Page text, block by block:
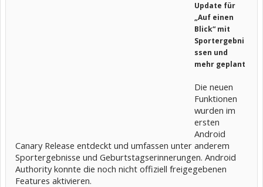
Update für
„Auf einen
Blick“ mit
Sportergebni
ssen und
mehr geplant
Die neuen
Funktionen
wurden im
ersten
Android
Canary Release entdeckt und umfassen unter anderem
Sportergebnisse und Geburtstagserinnerungen. Android
Authority konnte die noch nicht offiziell freigegebenen
Features aktivieren.